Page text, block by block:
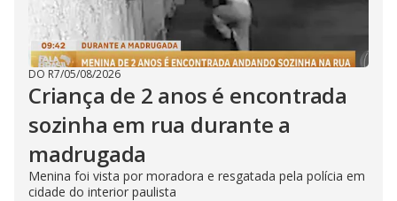
DO R7/05/08/2026
Criança de 2 anos é encontrada
sozinha em rua durante a
madrugada
Menina foi vista por moradora e resgatada pela polícia em
cidade do interior paulista